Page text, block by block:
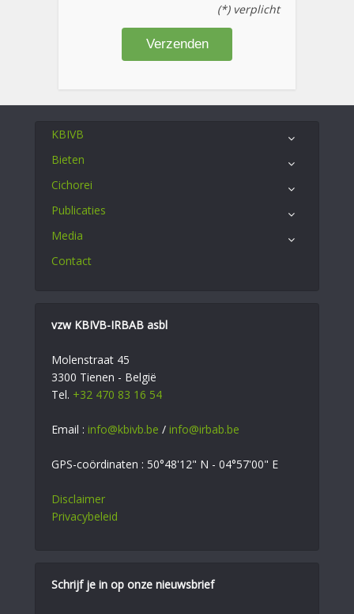
(*) verplicht
KBIVB
Bieten
Cichorei
Publicaties
Media
Contact
vzw KBIVB-IRBAB asbl
Molenstraat 45
3300 Tienen - België
Tel. +32 470 83 16 54
Email : info@kbivb.be / info@irbab.be
GPS-coördinaten : 50°48'12" N - 04°57'00" E
Disclaimer
Privacybeleid
Schrijf je in op onze nieuwsbrief